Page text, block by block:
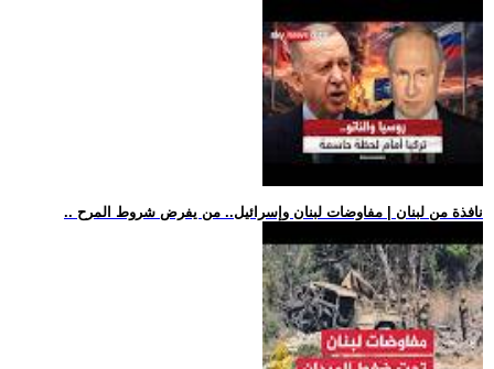
.. نافذة من لبنان | مفاوضات لبنان وإسرائيل.. من يفرض شروط المرح